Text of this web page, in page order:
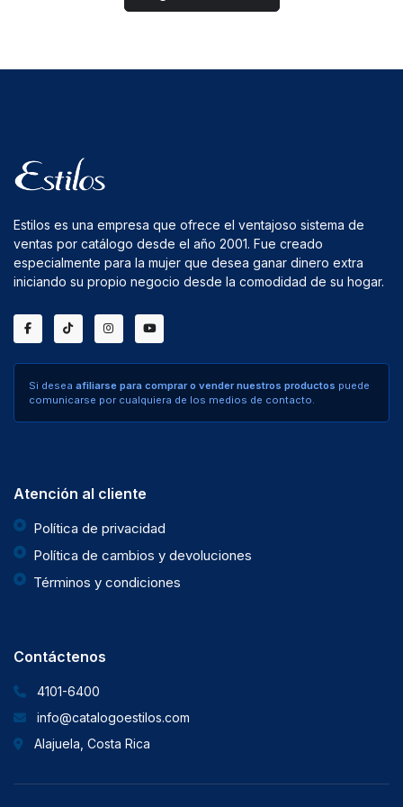
Estilos es una empresa que ofrece el ventajoso sistema de
ventas por catálogo desde el año 2001. Fue creado
especialmente para la mujer que desea ganar dinero extra
iniciando su propio negocio desde la comodidad de su hogar.
Si desea afiliarse para comprar o vender nuestros productos puede
comunicarse por cualquiera de los medios de contacto.
Atención al cliente
Política de privacidad
Política de cambios y devoluciones
Términos y condiciones
Contáctenos
4101-6400
info@catalogoestilos.com
Alajuela, Costa Rica